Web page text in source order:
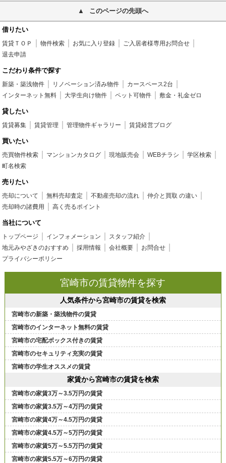
このページの先頭へ
借りたい
賃貸ＴＯＰ 物件検索 お気に入り登録
ご入居者様専用お問合せ
退去申請
こだわり条件で探す
新築・築浅物件 リノベーション済み物件
カースペース2台
インターネット無料
大学生向け物件 ペット可物件 敷金・礼金ゼロ
貸したい
賃貸募集 賃貸管理 管理物件ギャラリー 賃貸経営ブログ
買いたい
売買物件検索 マンションカタログ 現地販売会 WEBチラシ
学区検索
町名検索
売りたい
売却について 無料売却査定 不動産売却の流れ
仲介と買取 の違い
売却時の諸費用
高く売るポイント
当社について
トップページ インフォメーション
スタッフ紹介
地元みやざきのおすすめ
採用情報 会社概要
お問合せ
プライバシーポリシー
宮崎市の賃貸物件を探す
人気条件から宮崎市の賃貸を検索
宮崎市の新築・築浅物件の賃貸
宮崎市のインターネット無料の賃貸
宮崎市の宅配ボックス付きの賃貸
宮崎市のセキュリティ充実の賃貸
宮崎市の学生オススメの賃貸
家賃から宮崎市の賃貸を検索
宮崎市の家賃3万～3.5万円の賃貸
宮崎市の家賃3.5万～4万円の賃貸
宮崎市の家賃4万～4.5万円の賃貸
宮崎市の家賃4.5万～5万円の賃貸
宮崎市の家賃5万～5.5万円の賃貸
宮崎市の家賃5.5万～6万円の賃貸